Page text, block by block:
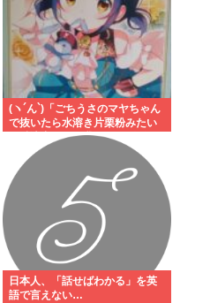
(ヽ´ん`)「ごちうさのマヤちゃん
で抜いたら水溶き片栗粉みたい
な精液出てきて我ながらビビっ
日本人、「話せばわかる」を英
語で言えない…